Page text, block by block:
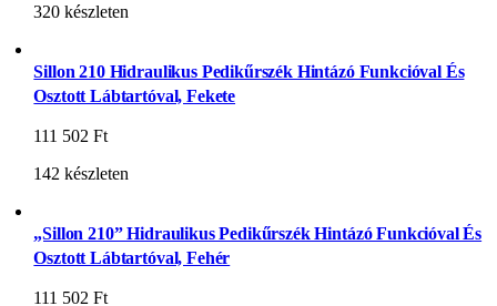
320 készleten
Sillon 210 Hidraulikus Pedikűrszék Hintázó Funkcióval És
Osztott Lábtartóval, Fekete
111 502Ft
142 készleten
„Sillon 210” Hidraulikus Pedikűrszék Hintázó Funkcióval És
Osztott Lábtartóval, Fehér
111 502Ft